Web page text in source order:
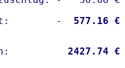
-
  577.16 €
2427.74 €